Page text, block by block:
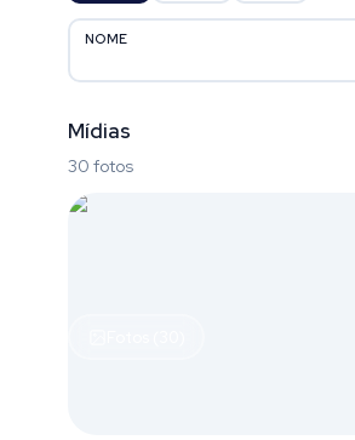
NOME
Mídias
30 fotos